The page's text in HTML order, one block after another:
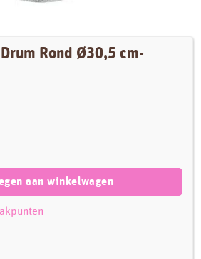
Drum Rond Ø30,5 cm-
aan winkelwagen